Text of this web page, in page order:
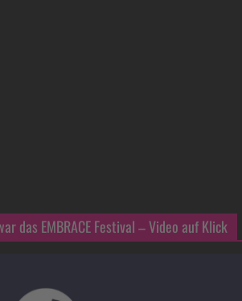
das EMBRACE Festival – Video auf Klick